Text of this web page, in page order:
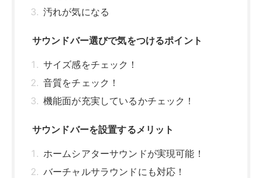
汚れが気になる
サウンドバー選びで気をつけるポイント
サイズ感をチェック！
音質をチェック！
機能面が充実しているかチェック！
サウンドバーを設置するメリット
ホームシアターサウンドが実現可能！
バーチャルサラウンドにも対応！